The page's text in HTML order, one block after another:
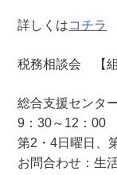
支
セ
タ
）
詳しくはコチラ
税務相談会 【組
総合支援センタ
9：30～12：00
第2・4日曜日、
お問合わせ：生